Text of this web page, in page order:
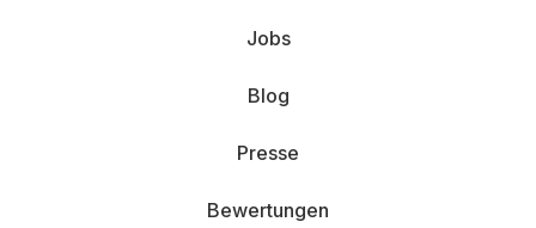
Jobs
Blog
Presse
Bewertungen